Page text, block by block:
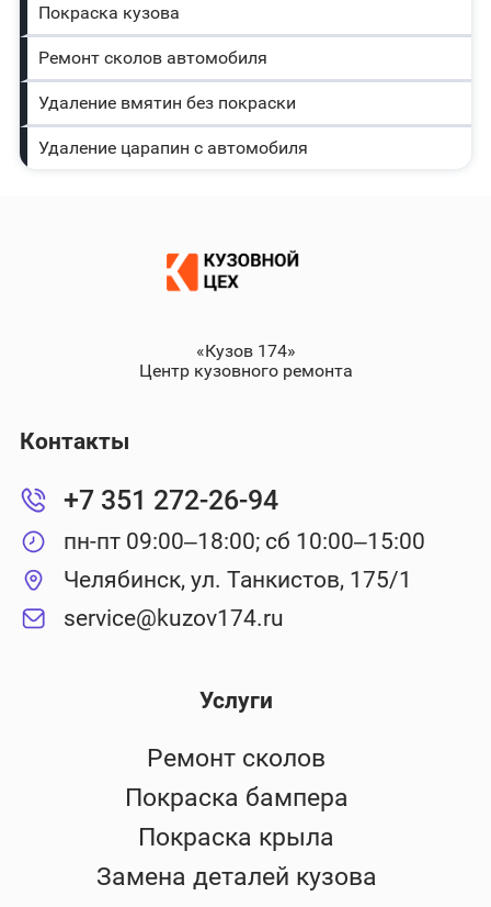
Покраска кузова
Ремонт сколов автомобиля
Удаление вмятин без покраски
Удаление царапин с автомобиля
«Кузов 174»
Центр кузовного ремонта
Услуги
Ремонт сколов
Покраска бампера
Покраска крыла
Замена деталей кузова
Контакты
+7 351 272-26-94
пн-пт 09:00–18:00; сб 10:00–15:00
Челябинск, ул. Танкистов, 175/1
service@kuzov174.ru